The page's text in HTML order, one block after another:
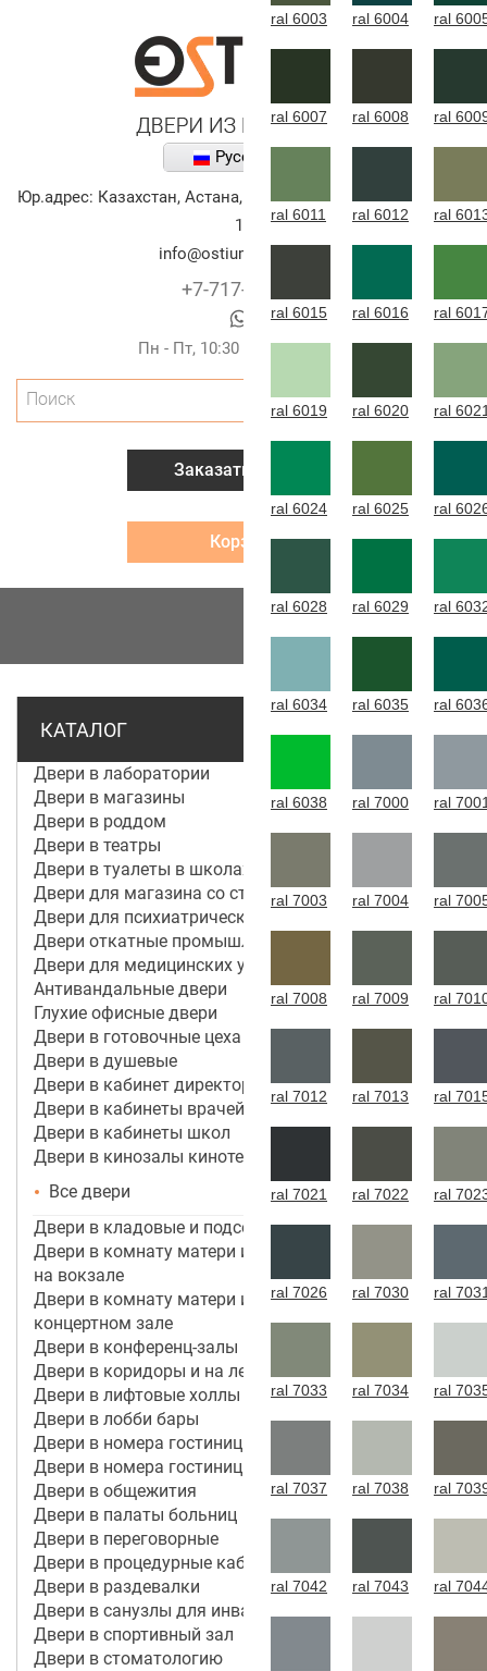
Русский
Юр.адрес: Казахстан, Астана,
улица Алихана Бокейханова,
10
info@ostium-doors.kz
+7-717-269-6131
Пн - Пт, 10:30 - 20:00 (г.Астана)
Поиск
Заказать звонок
Корзина
КАТАЛОГ
Двери в лаборатории
Двери в магазины
Двери в роддом
Двери в театры
Двери в туалеты в школах
Двери для магазина со стеклом
Двери для психиатрической больницы
Двери откатные промышленные
Двери для медицинских учреждений и больниц
Антивандальные двери
Глухие офисные двери
Двери в готовочные цеха
Двери в душевые
Двери в кабинет директора, руководителя
Двери в кабинеты врачей
Двери в кабинеты школ
Двери в кинозалы кинотеатров
Все двери
Двери в кладовые и подсобные помещения
Двери в комнату матери и ребенка в аэропорту,
на вокзале
Двери в комнату матери и ребенка в кинотеатре,
концертном зале
Двери в конференц-залы
Двери в коридоры и на лестничные марши
Двери в лифтовые холлы
Двери в лобби бары
Двери в номера гостиницы 3*
Двери в номера гостиницы 4*-5*
Двери в общежития
Двери в палаты больниц
Двери в переговорные
Двери в процедурные кабинеты
Двери в раздевалки
Двери в санузлы для инвалидов
Двери в спортивный зал
Двери в стоматологию
ral 6003 ral 6004 ral
ral 6007 ral 6008 ral
ral 6011 ral 6012 ral
ral 6015 ral 6016 ral
ral 6019 ral 6020 ral
ral 6024 ral 6025 ral
ral 6028 ral 6029 ral
ral 6034 ral 6035 ral
ral 6038 ral 7000 ral
ral 7003 ral 7004 ral
ral 7008 ral 7009 ral
ral 7012 ral 7013 ral
ral 7021 ral 7022 ral
ral 7026 ral 7030 ral
ral 7033 ral 7034 ral
ral 7037 ral 7038 ral
ral 7042 ral 7043 ral